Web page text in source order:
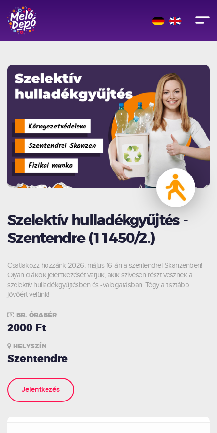
Szelektív hulladékgyűjtés -
Szentendre (11450/2.)
Csatlakozz hozzánk 2026. május 16-án a szentendrei Skanzenben!
Olyan diákok jelentkezését várjuk, akik szívesen részt vesznek a
szelektív hulladékgyűjtésben és -válogatásban. Tégy a tisztább
jövőért velünk!
BR. ÓRABÉR
2000 Ft
HELYSZÍN
Szentendre
Jelentkezés